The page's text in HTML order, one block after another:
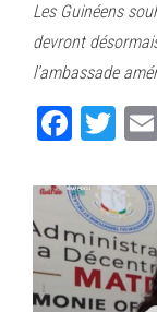
bo
ok
tt
er
Les Guinéens
devront
l’ambassade
Fa
bo
ok
T
tt
er